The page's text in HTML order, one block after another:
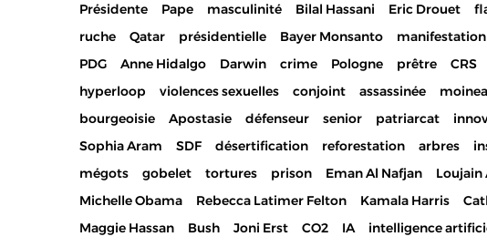
Présidente
Pape masculinité Bilal Hassani Eric Drouet
ruche
Qatar présidentielle Bayer Monsanto manifestation
PDG
Anne Hidalgo Darwin crime Pologne prêtre CRS
hyperloop
violences sexuelles conjoint assassinée
bourgeoisie
Apostasie défenseur senior patriarcat
Sophia Aram
SDF désertification reforestation arbres
mégots
gobelet tortures prison Eman Al Nafjan Loujain
Michelle Obama
Rebecca Latimer Felton Kamala Harris
Maggie Hassan
Bush Joni Erst CO2 IA intelligence